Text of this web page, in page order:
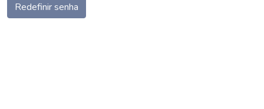
Redefinir senha